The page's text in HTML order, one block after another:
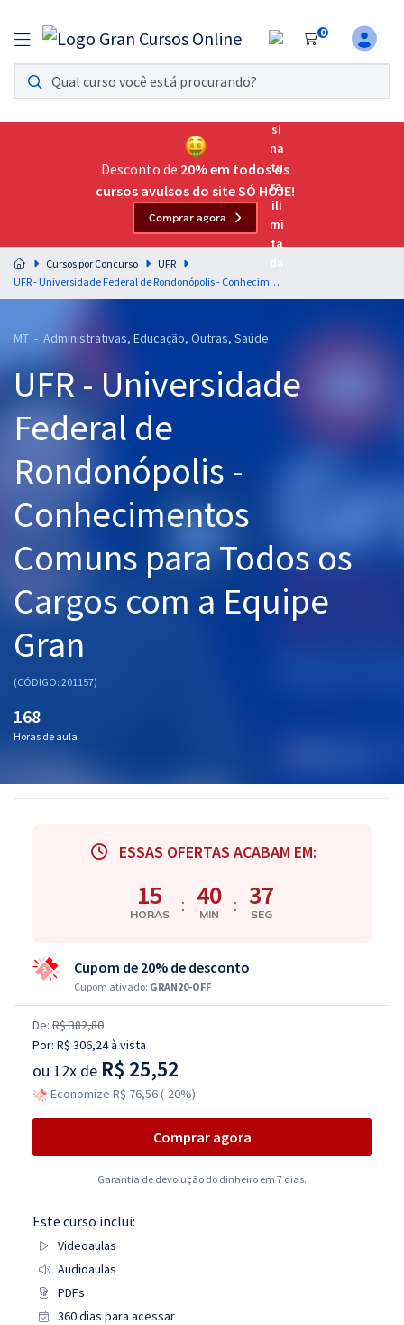
0
Assinatura Ilimitada 11
Acesso a todos os cursos. Teste grátis por 7 dias!
Assinatura OAB Até Passar
Acesso ilimitado a toda preparação para o Exame da
Residências Multiprofissionais
Preparação completa e intensiva para as principais
residências em saúde do Brasil
Cursos 20% OFF
Pós
Graduação
OAB
Questões grátis
Desconto de 20% em todos os
cursos avulsos do site SÓ HOJE!
Comprar agora
Cursos por Concurso
UFR
UFR - Universidade Federal de Rondonópolis - Conhecimentos Comuns para Todos os Cargos com a Equipe Gran
MT - Administrativas, Educação, Outras, Saúde
UFR - Universidade
Federal de
Rondonópolis -
Conhecimentos
Comuns para Todos os
Cargos com a Equipe
Gran
(CÓDIGO: 201157)
168
Horas de aula
ESSAS OFERTAS ACABAM EM:
15
HORAS : 40
MIN : 36
SEG
Cupom de 20% de desconto
Cupom ativado: GRAN20-OFF
De: R$ 382,80
Por: R$ 306,24à vista
ou 12x de R$ 25,52
Economize R$ 76,56 (-20%)
Comprar agora
Garantia de devolução do dinheiro em 7 dias.
Este curso inclui:
Videoaulas
Audioaulas
PDFs
360 dias para acessar